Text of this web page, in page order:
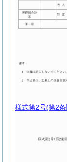
様式第2号(第2